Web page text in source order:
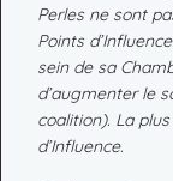
Perles ne sont
Points
sein de sa
d’augmenter le
coalition). La
d’Influence.